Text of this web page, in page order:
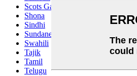
Scots Gaelic
Shona
Sindhi
Sundanese
Swahili
Tajik
Tamil
Telugu